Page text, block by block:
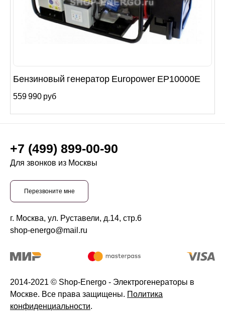
Бензиновый генератор Europower EP10000E
559 990 руб
+7 (499) 899-00-90
Для звонков из Москвы
Перезвоните мне
г. Москва, ул. Руставели, д.14, стр.6
shop-energo@mail.ru
2014-2021 © Shop-Energo - Электрогенераторы в
Москве. Все права защищены. Политика
конфиденциальности.